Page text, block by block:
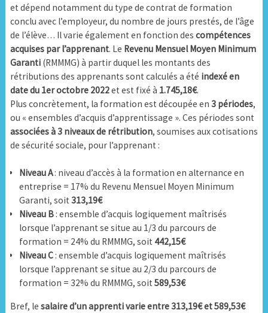
et dépend notamment du type de contrat de formation
conclu avec l’employeur, du nombre de jours prestés, de l’âge
de l’élève… Il varie également en fonction des compétences
acquises par l’apprenant. Le Revenu Mensuel Moyen Minimum
Garanti(RMMMG) à partir duquel les montants des
rétributions des apprenants sont calculés a été indexé en
date du 1er octobre 2022et est fixé à 1.745,18€.
Plus concrètement, la formation est découpée en 3 périodes,
ou « ensembles d’acquis d’apprentissage ». Ces périodes sont
associées à 3 niveaux de rétribution, soumises aux cotisations
de sécurité sociale, pour l’apprenant :
Niveau A: niveau d’accès à la formation en alternance en
entreprise = 17% du Revenu Mensuel Moyen Minimum
Garanti, soit313,19€
Niveau B : ensemble d’acquis logiquement maîtrisés
lorsque l’apprenant se situe au 1/3 du parcours de
formation = 24% du RMMMG, soit 442,15€
Niveau C : ensemble d’acquis logiquement maîtrisés
lorsque l’apprenant se situe au 2/3 du parcours de
formation = 32% du RMMMG, soit589,53€
Bref, le salaire d’un apprenti varie entre 313,19€ et 589,53€